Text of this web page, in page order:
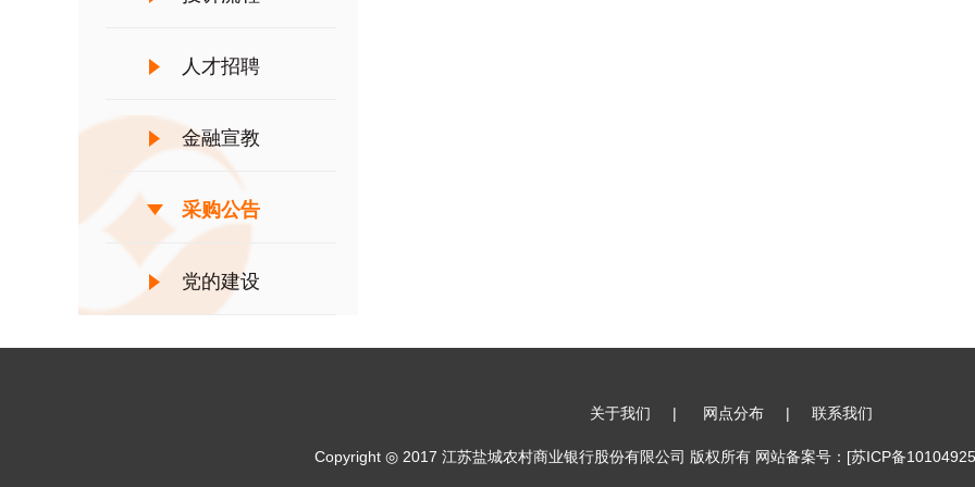
人才招聘
金融宣教
采购公告
党的建设
关于我们 | 网点分布 | 联系我们
Copyright ◎ 2017 江苏盐城农村商业银行股份有限公司 版权所有 网站备案号： [苏ICP备